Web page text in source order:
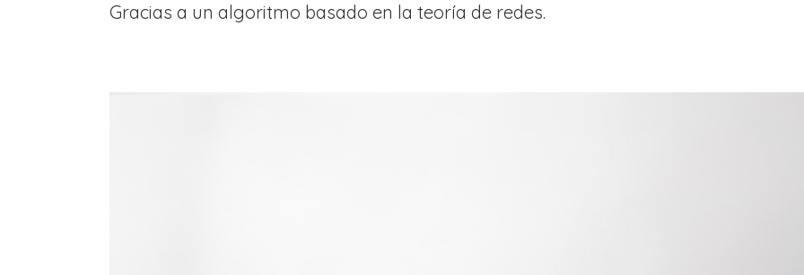
Gracias a un algoritmo basado en la teoría de redes.